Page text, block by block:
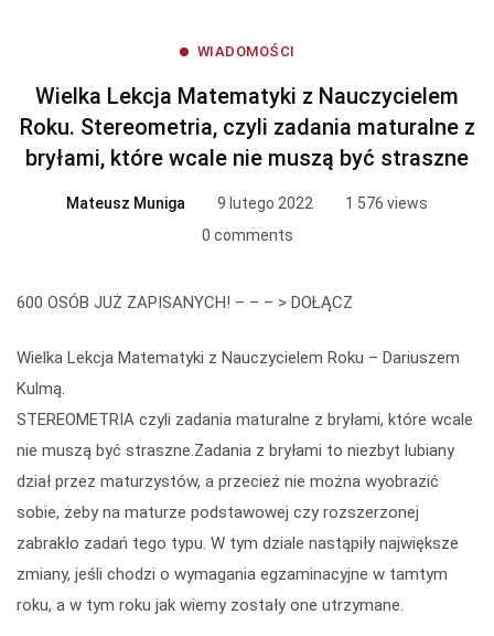
WIADOMOŚCI
Wielka Lekcja Matematyki z Nauczycielem
Roku. Stereometria, czyli zadania maturalne z
bryłami, które wcale nie muszą być straszne
Mateusz Muniga 9 lutego 2022
1 576 views
0 comments
600 OSÓB JUŻ ZAPISANYCH! – – – > DOŁĄCZ
Wielka Lekcja Matematyki z Nauczycielem Roku – Dariuszem
Kulmą.
STEREOMETRIA czyli zadania maturalne z bryłami, które wcale
nie muszą być straszne.Zadania z bryłami to niezbyt lubiany
dział przez maturzystów, a przecież nie można wyobrazić
sobie, żeby na maturze podstawowej czy rozszerzonej
zabrakło zadań tego typu. W tym dziale nastąpiły największe
zmiany, jeśli chodzi o wymagania egzaminacyjne w tamtym
roku, a w tym roku jak wiemy zostały one utrzymane.